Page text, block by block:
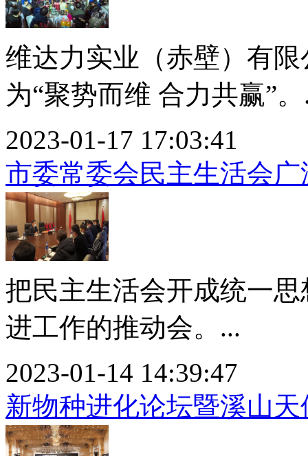
维达力实业（赤壁）有
为“聚势而维 合力共赢”
2023-01-17 17:03:41
市委常委会民主生活会
把民主生活会开成统一
进工作的推动会。...
2023-01-14 14:39:47
新物种进化论坛暨溪山